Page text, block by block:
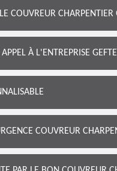
COUVREUR CHARPENTIER
À L'ENTREPRISE
COUVREUR